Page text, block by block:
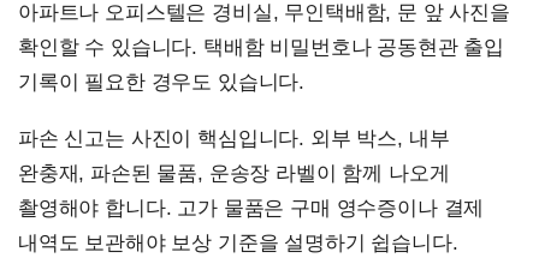
아파트나 오피스텔은 경비실, 무인택배함, 문 앞 사진을
확인할 수 있습니다. 택배함 비밀번호나 공동현관 출입
기록이 필요한 경우도 있습니다.
파손 신고는 사진이 핵심입니다. 외부 박스, 내부
완충재, 파손된 물품, 운송장 라벨이 함께 나오게
촬영해야 합니다. 고가 물품은 구매 영수증이나 결제
내역도 보관해야 보상 기준을 설명하기 쉽습니다.